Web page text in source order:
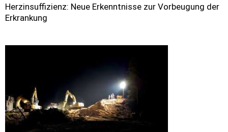
Herzinsuffizienz: Neue Erkenntnisse zur Vorbeugung der
Erkrankung